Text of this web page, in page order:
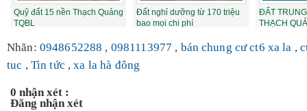
Quỹ đất 15 nền Thạch Quảng
TQBL
Đất nghỉ dưỡng từ 170 triệu
bao mọi chi phí
ĐẤT
THẠCH
Nhãn: 0948652288 , 0981113977 , bán chung cư ct6 xa la ,
tuc , Tin tức ,xa la hà đông
0 nhận xét :
Đăng nhận xét